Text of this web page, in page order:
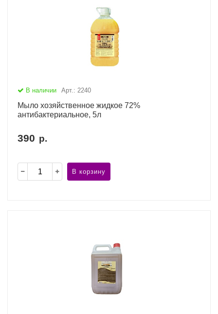
В наличии Арт.: 2240
Мыло хозяйственное жидкое 72%
антибактериальное, 5л
390 р.
В корзину